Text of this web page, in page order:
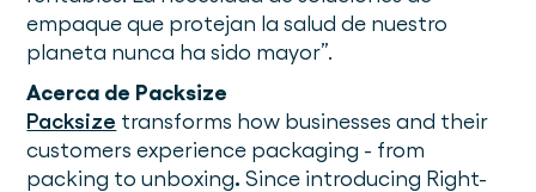
empaque que protejan la salud de nuestro
planeta nunca ha sido mayor”.
Acerca de Packsize
Packsize transforms how businesses and their
customers experience packaging - from
packing to unboxing. Since introducing Right-